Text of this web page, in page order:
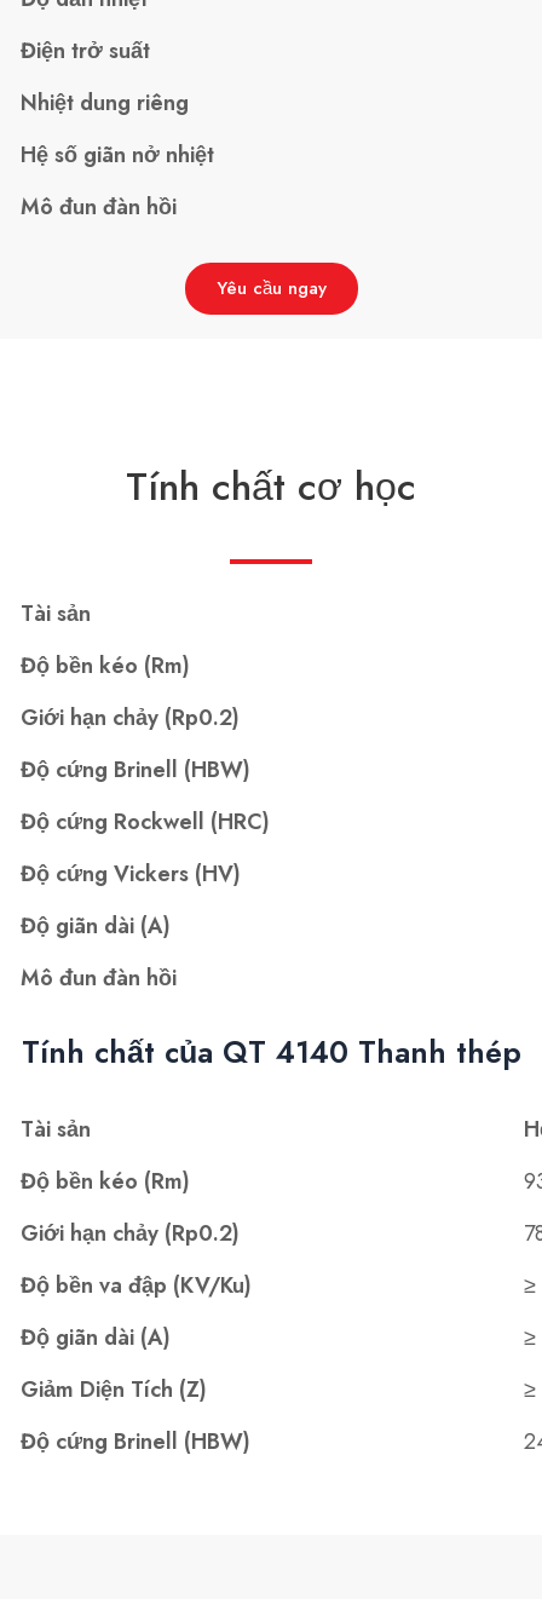
Điện trở suất
Nhiệt dung riêng
Hệ số giãn nở nhiệt
Mô đun đàn hồi
Yêu cầu ngay
Tính chất cơ học
Tài sản
Độ bền kéo (Rm)
Giới hạn chảy (Rp0.2)
Độ cứng Brinell (HBW)
Độ cứng Rockwell (HRC)
Độ cứng Vickers (HV)
Độ giãn dài (A)
Mô đun đàn hồi
Tính chất của QT 4140 Thanh thép
Tài sản
Độ bền kéo (Rm)
Giới hạn chảy (Rp0.2)
Độ bền va đập (KV/Ku)
≥
Độ giãn dài (A)
≥
Giảm Diện Tích (Z)
≥
Độ cứng Brinell (HBW)